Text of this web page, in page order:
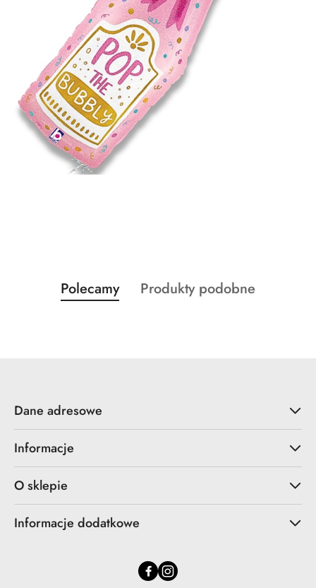
Pomiń karuzelę produktów
Produkty
o
Polecamy
Produkty
Produkty podobne
Dane adresowe
Informacje
O sklepie
Informacje dodatkowe